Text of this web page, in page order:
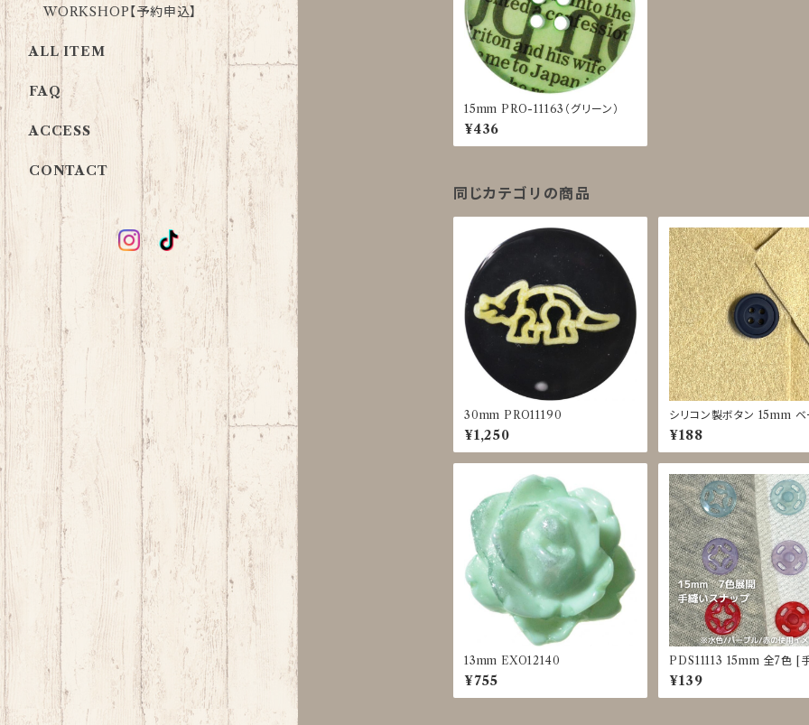
15mm PRO-11163（グリーン）
¥436
同じカテゴリの商品
30mm PRO11190
¥1,250
シリコン製ボタン 15mm
ュ/カーキ/ネイビー/ブラッ
0049
¥188
13mm EXO12140
¥755
PDS11113 15mm 全7色 [
プラスナップ] [カラフル] [
服]
¥139
WORKSHOP【予約申込】
ALL ITEM
FAQ
ACCESS
CONTACT